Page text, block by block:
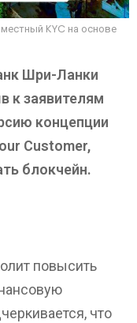
KYC на основе
Шри-Ланки
к заявителям
концепции
Customer,
блокчейн.
повысить
что